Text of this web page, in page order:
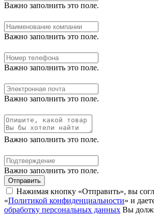
Важно заполнить это поле.
Важно заполнить это поле.
Важно заполнить это поле.
Важно заполнить это поле.
Важно заполнить это поле.
Важно заполнить это поле.
Отправить
Нажимая кнопку «Отправить», вы
«Политикой конфиденциальности» и
обработку персональных данных Вы